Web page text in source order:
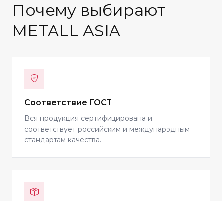
Почему выбирают
METALL ASIA
Соответствие ГОСТ
Вся продукция сертифицирована и
соответствует российским и международным
стандартам качества.